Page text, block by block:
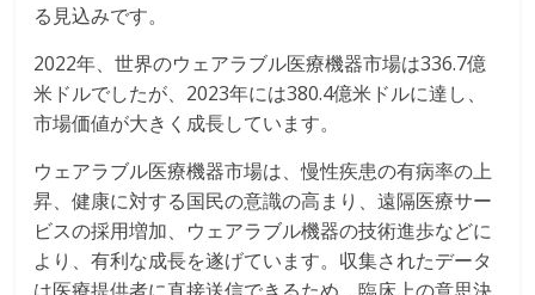
る見込みです。
2022年、世界のウェアラブル医療機器市場は336.7億
米ドルでしたが、2023年には380.4億米ドルに達し、
市場価値が大きく成長しています。
ウェアラブル医療機器市場は、慢性疾患の有病率の上
昇、健康に対する国民の意識の高まり、遠隔医療サー
ビスの採用増加、ウェアラブル機器の技術進歩などに
より、有利な成長を遂げています。収集されたデータ